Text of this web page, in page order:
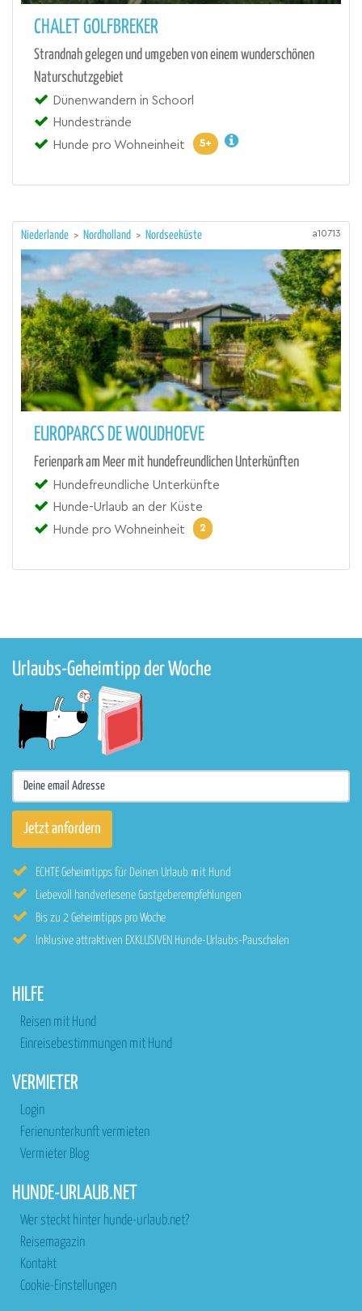
CHALET GOLFBREKER
Strandnah gelegen und umgeben von einem wunderschönen
Naturschutzgebiet
Dünenwandern in Schoorl
Hundestrände
Hunde pro Wohneinheit
5+
Niederlande > Nordholland > Nordseeküste a10713
EUROPARCS DE WOUDHOEVE
Ferienpark am Meer mit hundefreundlichen Unterkünften
Hundefreundliche Unterkünfte
Hunde-Urlaub an der Küste
Hunde pro Wohneinheit
2
Urlaubs-Geheimtipp der Woche
ECHTE Geheimtipps für Deinen Urlaub mit Hund
Liebevoll handverlesene Gastgeberempfehlungen
Bis zu 2 Geheimtipps pro Woche
Inklusive attraktiven EXKLUSIVEN Hunde-Urlaubs-Pauschalen
HILFE
Reisen mit Hund
Einreisebestimmungen mit Hund
VERMIETER
Login
Ferienunterkunft vermieten
Vermieter Blog
HUNDE-URLAUB.NET
Wer steckt hinter hunde-urlaub.net?
Reisemagazin
Kontakt
Cookie-Einstellungen